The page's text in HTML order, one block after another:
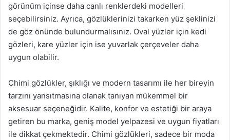
görünüm içinse daha canlı renklerdeki modelleri
seçebilirsiniz. Ayrıca, gözlüklerinizi takarken yüz şeklinizi
de göz önünde bulundurmalısınız. Oval yüzler için kedi
gözleri, kare yüzler için ise yuvarlak çerçeveler daha
uygun olabilir.
Chimi gözlükler, şıklığı ve modern tasarımı ile her bireyin
tarzını yansıtmasına olanak tanıyan mükemmel bir
aksesuar seçeneğidir. Kalite, konfor ve estetiği bir araya
getiren bu marka, geniş model yelpazesi ve uygun fiyatları
ile dikkat çekmektedir. Chimi gözlükleri, sadece bir moda